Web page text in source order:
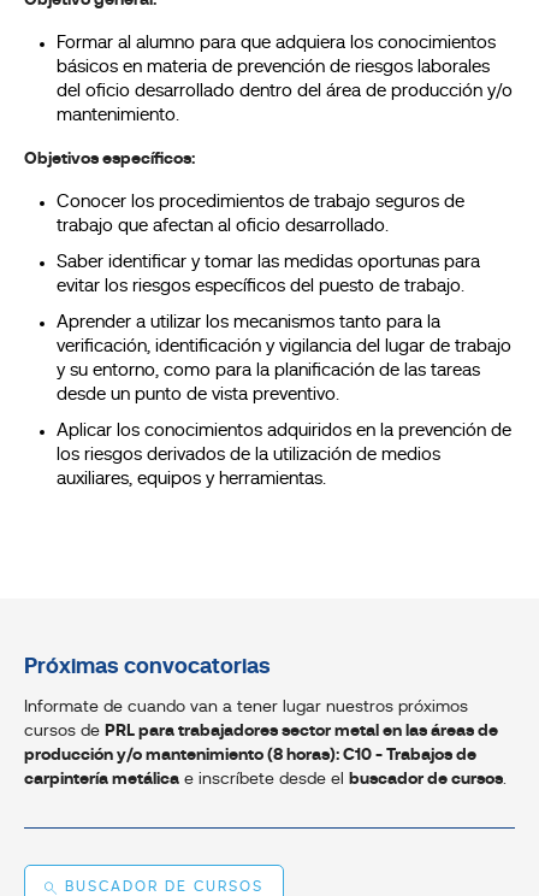
Formar al alumno para que adquiera los conocimientos
básicos en materia de prevención de riesgos laborales
del oficio desarrollado dentro del área de producción y/o
mantenimiento.
Objetivos específicos:
Conocer los procedimientos de trabajo seguros de
trabajo que afectan al oficio desarrollado.
Saber identificar y tomar las medidas oportunas para
evitar los riesgos específicos del puesto de trabajo.
Aprender a utilizar los mecanismos tanto para la
verificación, identificación y vigilancia del lugar de trabajo
y su entorno, como para la planificación de las tareas
desde un punto de vista preventivo.
Aplicar los conocimientos adquiridos en la prevención de
los riesgos derivados de la utilización de medios
auxiliares, equipos y herramientas.
Próximas convocatorias
Informate de cuando van a tener lugar nuestros próximos
cursos de PRL para trabajadores sector metal en las áreas de
producción y/o mantenimiento (8 horas): C10 - Trabajos de
carpintería metálica e inscríbete desde el buscador de cursos.
BUSCADOR DE CURSOS